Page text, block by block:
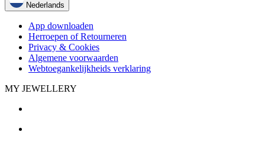
Nederlands
App downloaden
Herroepen of Retourneren
Privacy & Cookies
Algemene voorwaarden
Webtoegankelijkheids verklaring
MY JEWELLERY